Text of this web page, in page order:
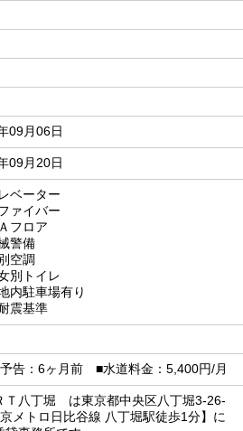
09月06日
09月20日
ベーター
ァイバー
フロア
警備
空調
別トイレ
内駐車場有り
震基準
告：6ヶ月前 ■水道料金：5,400円/月
Ｔ八丁堀 は東京都中央区八丁堀3-26-
メトロ日比谷線 八丁堀駅徒歩1分】に